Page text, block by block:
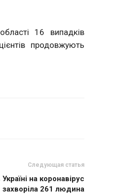
16 випадків
продовжують
Следующая статья
на коронавірус
захворіла 261 людина